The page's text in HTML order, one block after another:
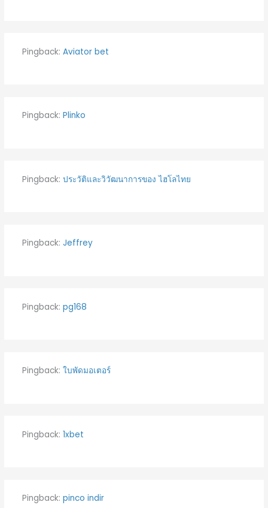
Pingback: Aviator bet
Pingback: Plinko
Pingback: ประวัติและวิวัฒนาการของ ไฮโลไทย
Pingback: Jeffrey
Pingback: pg168
Pingback: ใบพัดมอเตอร์
Pingback: 1xbet
Pingback: pinco indir